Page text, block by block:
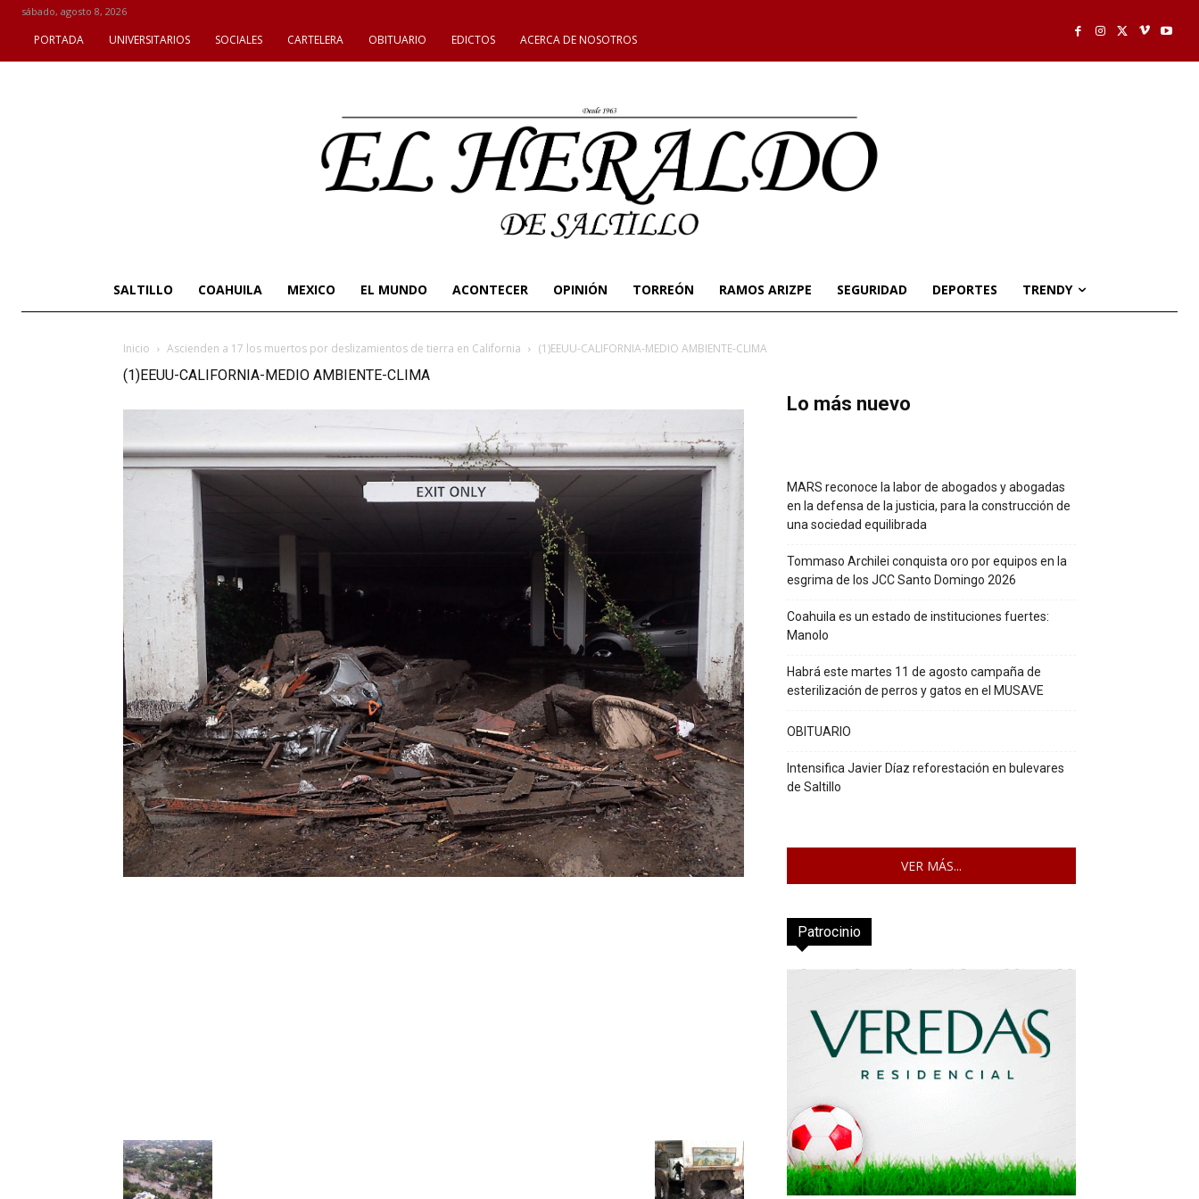
sábado, agosto 8, 2026
PORTADA UNIVERSITARIOS SOCIALES CARTELERA OBITUARIO EDICTOS ACERCA DE NOSOTROS
SALTILLO COAHUILA MEXICO EL MUNDO ACONTECER OPINIÓN TORREÓN RAMOS ARIZPE SEGURIDAD DEPORTES TRENDY
Inicio Ascienden a 17 los muertos por deslizamientos de tierra en California (1)EEUU-CALIFORNIA-MEDIO AMBIENTE-CLIMA
(1)EEUU-CALIFORNIA-MEDIO AMBIENTE-CLIMA
Lo más nuevo
MARS reconoce la labor de abogados y abogadas
en la defensa de la justicia, para la construcción de
una sociedad equilibrada
Tommaso Archilei conquista oro por equipos en la
esgrima de los JCC Santo Domingo 2026
Coahuila es un estado de instituciones fuertes:
Manolo
Habrá este martes 11 de agosto campaña de
esterilización de perros y gatos en el MUSAVE
OBITUARIO
Intensifica Javier Díaz reforestación en bulevares
de Saltillo
VER MÁS...
Patrocinio